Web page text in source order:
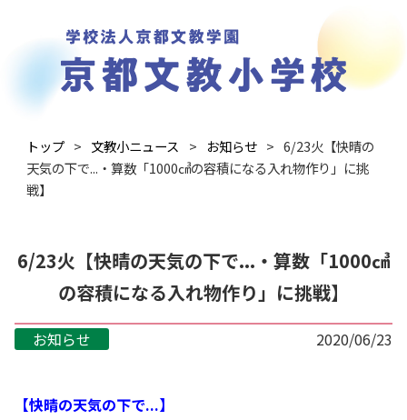
トップ 文教小ニュース お知らせ
6/23火【快晴の
天気の下で...・算数「1000㎤の容積になる入れ物作り」に挑
戦】
6/23火【快晴の天気の下で...・算数「1000㎤
の容積になる入れ物作り」に挑戦】
お知らせ 2020/06/23
【快晴の天気の下で...】